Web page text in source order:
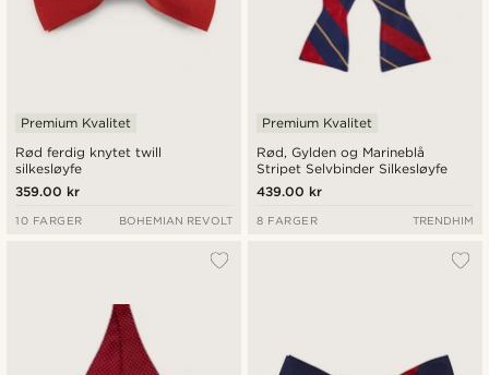
Rød ferdig knytet twill
silkesløyfe
Premium Kvalitet
359.00 kr
10 FARGER BOHEMIAN REVOLT
Rød, Gylden og Marineblå
Stripet Selvbinder Silkesløyfe
Premium Kvalitet
439.00 kr
8 FARGER TRENDHIM